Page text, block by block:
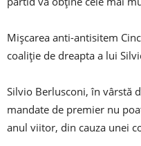
Mișcarea anti-antisitem
coaliție de dreapta a lui
Silvio Berlusconi, în vârstă
mandate de premier nu
anul viitor, din cauza unei